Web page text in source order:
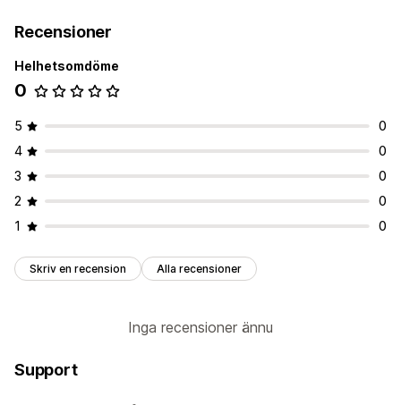
Recensioner
Helhetsomdöme
0
5
0
4
0
3
0
2
0
1
0
Skriv en recension Alla recensioner
Inga recensioner ännu
Support